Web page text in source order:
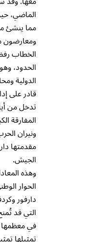
الماضي،
مما ينشئ
الخطاب
الحدود،
الدولية
قادر على
تدخل من
المفارقة
ونيران
مقدمتها
الجيش.
وهذه
الحوار
دارفور
التي قد
في